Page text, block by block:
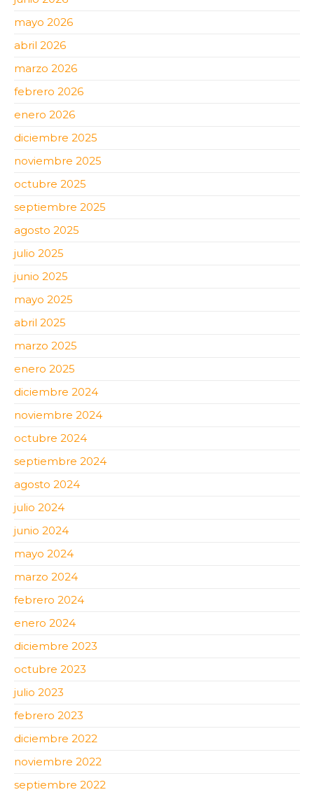
mayo 2026
abril 2026
marzo 2026
febrero 2026
enero 2026
diciembre 2025
noviembre 2025
octubre 2025
septiembre 2025
agosto 2025
julio 2025
junio 2025
mayo 2025
abril 2025
marzo 2025
enero 2025
diciembre 2024
noviembre 2024
octubre 2024
septiembre 2024
agosto 2024
julio 2024
junio 2024
mayo 2024
marzo 2024
febrero 2024
enero 2024
diciembre 2023
octubre 2023
julio 2023
febrero 2023
diciembre 2022
noviembre 2022
septiembre 2022